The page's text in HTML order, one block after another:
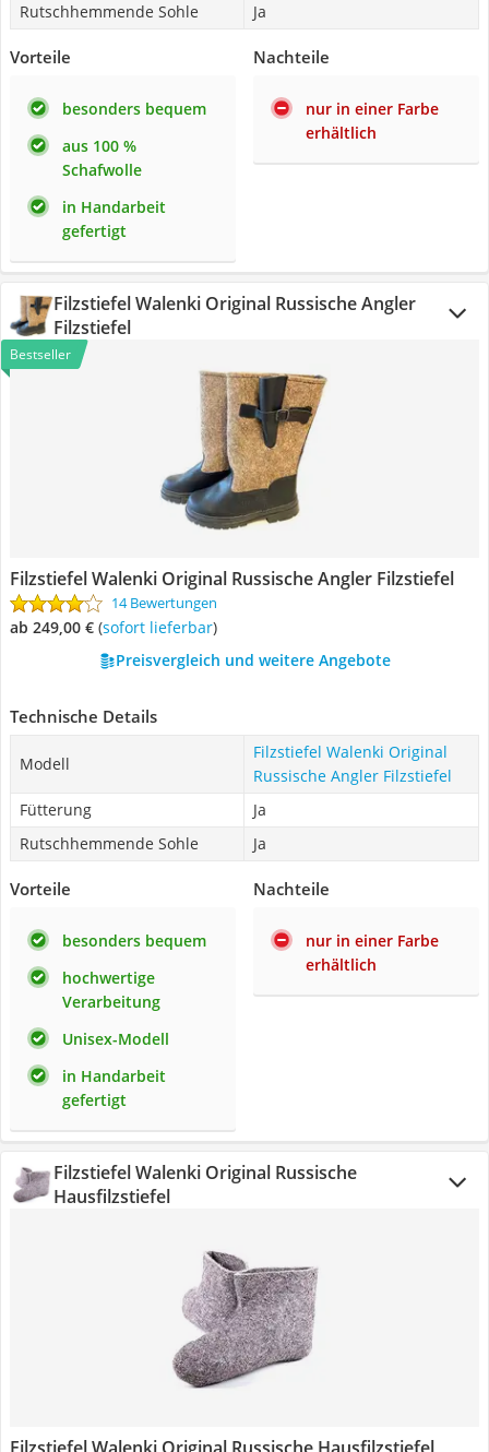
Rutschhemmende Sohle
Ja
Vorteile
besonders bequem
aus 100 %
Schafwolle
in Handarbeit
gefertigt
Nachteile
nur in einer Farbe
erhältlich
Filzstiefel Walenki Original Russische Angler
Filzstiefel
Bestseller
Filzstiefel Walenki Original Russische Angler Filzstiefel
14 Bewertungen
ab 249,00 € ( Sofort lieferbar)
Preisvergleich und weitere Angebote
Technische Details
Modell
Filzstiefel Walenki Original
Russische Angler Filzstiefel
Fütterung
Ja
Rutschhemmende Sohle
Ja
Vorteile
besonders bequem
hochwertige
Verarbeitung
Unisex-Modell
in Handarbeit
gefertigt
Nachteile
nur in einer Farbe
erhältlich
Filzstiefel Walenki Original Russische
Hausfilzstiefel